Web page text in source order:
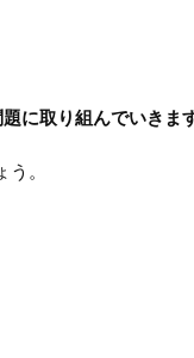
に取り組んでいきま
。